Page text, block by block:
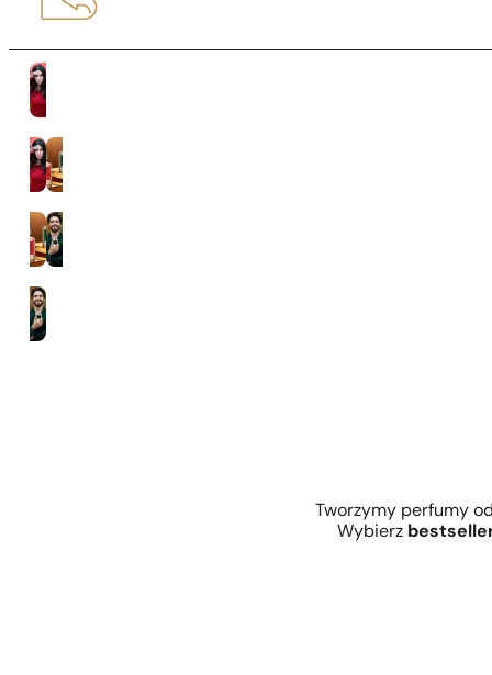
Kobiety
Zaperfumowanie 35%
Mężczyźni
Tworzymy perfumy
Wybierz